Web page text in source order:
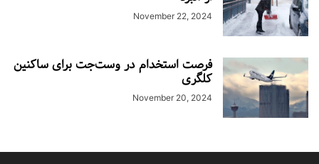
November 22, 2024
فرصت استخدام در وست‌جت برای ساکنین
کلگری
November 20, 2024